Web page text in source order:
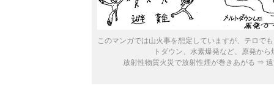
このマンガでは山火事を想定していますが、テロで
トダウン、水素爆発など、原発か
放射性物質火災で放射性煙が巻きあがる ⇒